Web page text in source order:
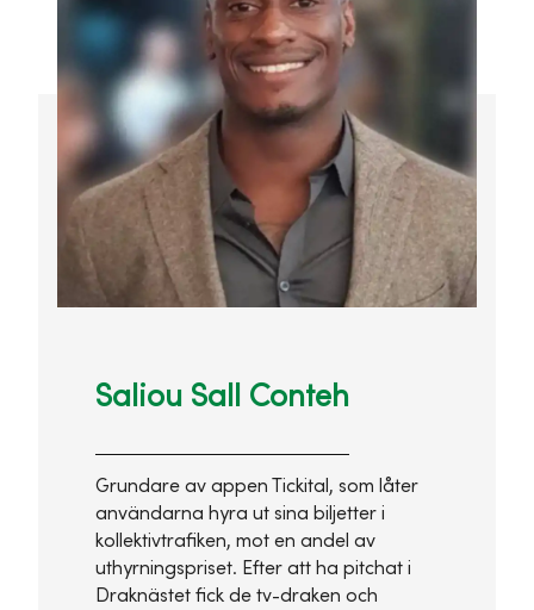
Saliou Sall Conteh
Grundare av appen Tickital, som låter
användarna hyra ut sina biljetter i
kollektivtrafiken, mot en andel av
uthyrningspriset. Efter att ha pitchat i
Draknästet fick de tv-draken och